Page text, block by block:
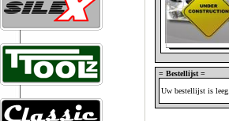
= Bestellijst =
Uw bestellijst is leeg.